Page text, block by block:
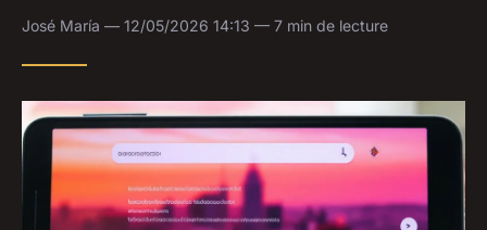
José María — 12/05/2026 14:13 — 7 min de lecture